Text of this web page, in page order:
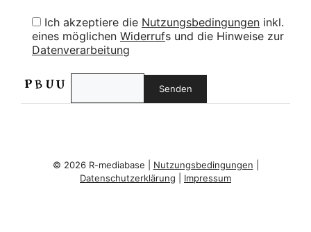
Ich akzeptiere die Nutzungsbedingungen inkl.
eines möglichen Widerrufs und die Hinweise zur
Datenverarbeitung
© 2026 R-mediabase | Nutzungsbedingungen
Datenschutzerklärung
Impressum